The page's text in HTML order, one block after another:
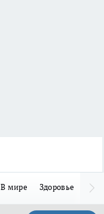
В мире Здоровье